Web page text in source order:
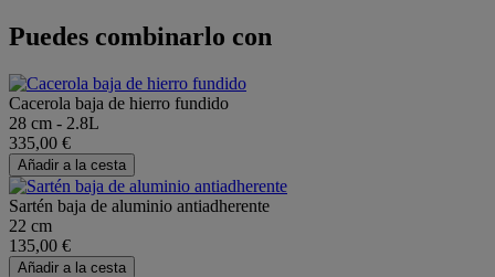
Puedes combinarlo con
Cacerola baja de hierro fundido
28 cm - 2.8L
335,00 €
Añadir a la cesta
Sartén baja de aluminio antiadherente
22 cm
135,00 €
Añadir a la cesta